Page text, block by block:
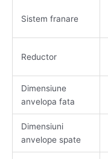
Sistem franare
Reductor
Dimensiune
anvelopa fata
Dimensiuni
anvelope spate